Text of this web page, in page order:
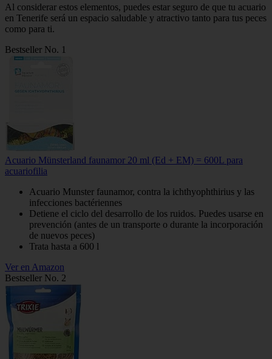
Al considerar estos elementos, puedes estar seguro de que tu acuario
en Tenerife será un espacio saludable y atractivo tanto para tus peces
como para ti.
Bestseller No. 1
Acuario Münsterland faunamor 20 ml (Ed + EM) = 600L para
acuariofilia
Acuario Munster faunamor, contra la ichthyophthirius y las
infecciones bactériennes
Detiene el ciclo del desarrollo de los ruidos. Puedes usarse en
prevención (antes de un transporte o durante la incorporación
de nuevos peces)
Trata hasta a 600 l
Ver en Amazon
Bestseller No. 2